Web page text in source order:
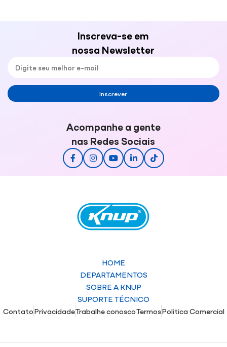
Inscreva-se em
nossa Newsletter
Inscrever
Acompanhe a gente
nas Redes Sociais
HOME
DEPARTAMENTOS
SOBRE A KNUP
SUPORTE TÉCNICO
ContatoPrivacidadeTrabalhe conoscoTermosPolitica Comercial